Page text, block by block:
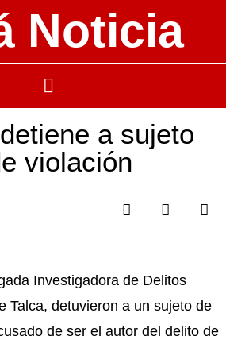
Noticia
a sujeto
violación
Investigadora de Delitos
Talca, detuvieron a un sujeto de
de ser el autor del delito de